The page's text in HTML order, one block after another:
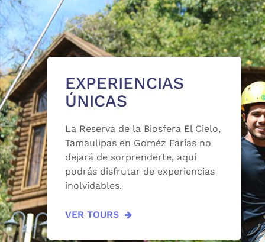
EXPERIENCIAS
ÚNICAS
La Reserva de la Biosfera El Cielo,
Tamaulipas en Goméz Farías no
dejará de sorprenderte, aquí
podrás disfrutar de experiencias
inolvidables.
VER TOURS